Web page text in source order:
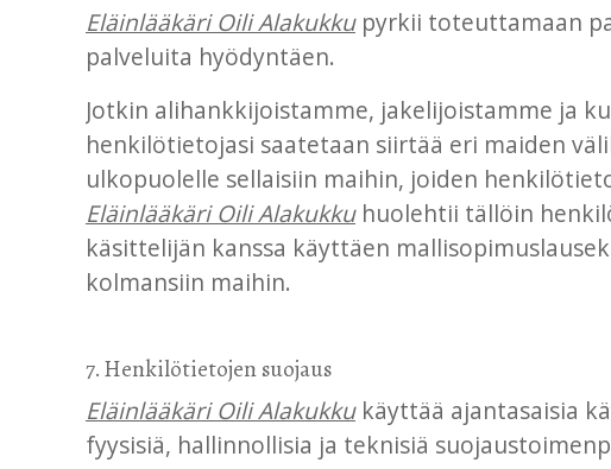
Eläinlääkäri Oili Alakukkupyrkii toteuttamaan
palveluita hyödyntäen.
Jotkin alihankkijoistamme, jakelijoistamme ja
henkilötietojasi saatetaan siirtää eri maiden
ulkopuolelle sellaisiin maihin, joiden
Eläinlääkäri Oili Alakukkuhuolehtii tällöin
käsittelijän kanssa käyttäen
kolmansiin maihin.
7. Henkilötietojen suojaus
Eläinlääkäri Oili Alakukkukäyttää ajantasaisia
fyysisiä, hallinnollisia ja teknisiä